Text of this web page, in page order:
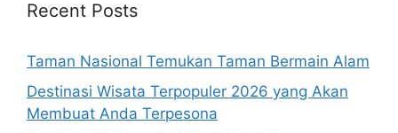
Recent Posts
Taman Nasional Temukan Taman Bermain Alam
Destinasi Wisata Terpopuler 2026 yang Akan
Membuat Anda Terpesona